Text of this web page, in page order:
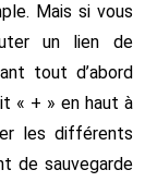
Mais si vous
un lien de
tout d’abord
« + » en haut à
les différents
de sauvegarde